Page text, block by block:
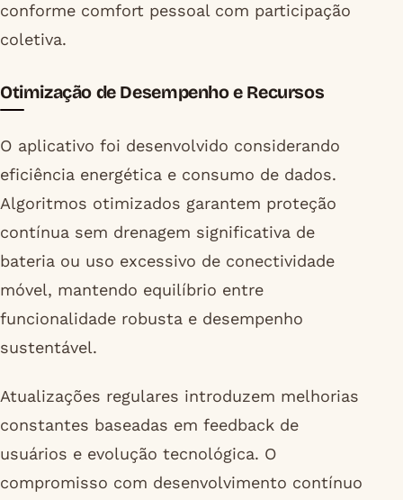
conforme comfort pessoal com participação
coletiva.
Otimização de Desempenho e Recursos
O aplicativo foi desenvolvido considerando
eficiência energética e consumo de dados.
Algoritmos otimizados garantem proteção
contínua sem drenagem significativa de
bateria ou uso excessivo de conectividade
móvel, mantendo equilíbrio entre
funcionalidade robusta e desempenho
sustentável.
Atualizações regulares introduzem melhorias
constantes baseadas em feedback de
usuários e evolução tecnológica. O
compromisso com desenvolvimento contínuo